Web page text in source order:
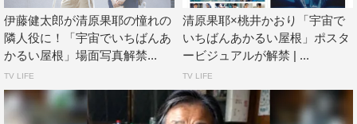
にいたかっこいい兄ちゃんのことを思い出して、『なんで
あの時あんなかっこよく見えてたんだろう』って考えてみ
たりしました」と、その役作りを振り返っている。
＜動画＞
伊藤健太郎が清原果耶の憧れの
隣人役に！「宇宙でいちばんあ
かるい屋根」場面写真解禁...
TV LIFE
清原果耶×桃井かおり「宇宙で
いちばんあかるい屋根」ポスタ
ービジュアルが解禁 | ...
TV LIFE